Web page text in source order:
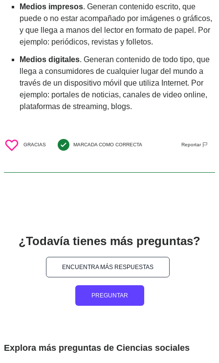
Medios impresos. Generan contenido escrito, que
puede o no estar acompañado por imágenes o gráficos,
y que llega a manos del lector en formato de papel. Por
ejemplo: periódicos, revistas y folletos.
Medios digitales. Generan contenido de todo tipo, que
llega a consumidores de cualquier lugar del mundo a
través de un dispositivo móvil que utiliza Internet. Por
ejemplo: portales de noticias, canales de video online,
plataformas de streaming, blogs.
GRACIAS MARCADA COMO CORRECTA Reportar
¿Todavía tienes más preguntas?
ENCUENTRA MÁS RESPUESTAS
PREGUNTAR
Explora más preguntas de Ciencias sociales